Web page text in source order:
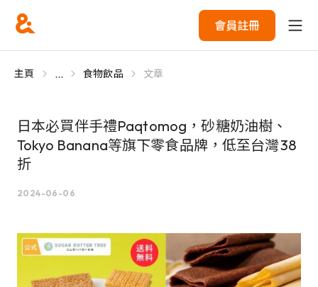
會員註冊
主頁 ... 食物飲品 文章
日本必買伴手禮Paqtomog，砂糖奶油樹、
Tokyo Banana等旗下零食品牌，低至台灣38
折
2024-06-06